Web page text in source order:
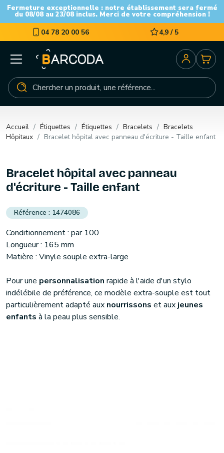
Fermeture exceptionnelle : notre établissement sera fermé
du 08/08 au 23/08 inclus. Merci de votre compréhension !
04 78 20 00 56 4,9 / 5
Accueil Étiquettes Étiquettes Bracelets
Bracelets
Hôpitaux
Bracelet hôpital avec panneau d'écriture - Taille enfant
Bracelet hôpital avec panneau
d'écriture - Taille enfant
1474086
Conditionnement : par 100
Longueur : 165 mm
Matière : Vinyle souple extra-large
Pour une personnalisation rapide à l'aide d'un stylo
indélébile de préférence, ce modèle extra-souple est tout
particulièrement adapté aux nourrissons et aux jeunes
enfants à la peau plus sensible.